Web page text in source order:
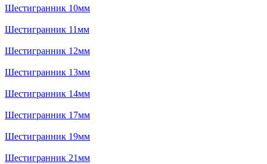
Шестигранник 10мм
Шестигранник 11мм
Шестигранник 12мм
Шестигранник 13мм
Шестигранник 14мм
Шестигранник 17мм
Шестигранник 19мм
Шестигранник 21мм